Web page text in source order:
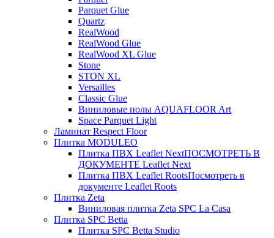
Parquet Glue
Quartz
RealWood
RealWood Glue
RealWood XL Glue
Stone
STON XL
Versailles
Classic Glue
Виниловые полы AQUAFLOOR Art
Space Parquet Light
Ламинат Respect Floor
Плитка MODULEO
Плитка ПВХ Leaflet NextПОСМОТРЕТЬ В
ДОКУМЕНТЕ Leaflet Next
Плитка ПВХ Leaflet RootsПосмотреть в
документе Leaflet Roots
Плитка Zeta
Виниловая плитка Zeta SPC La Casa
Плитка SPC Betta
Плитка SPC Betta Studio